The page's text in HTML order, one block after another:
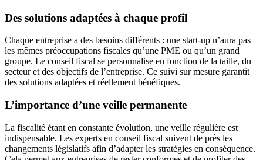
Des solutions adaptées à chaque profil
Chaque entreprise a des besoins différents : une start-up n’aura pas
les mêmes préoccupations fiscales qu’une PME ou qu’un grand
groupe. Le conseil fiscal se personnalise en fonction de la taille, du
secteur et des objectifs de l’entreprise. Ce suivi sur mesure garantit
des solutions adaptées et réellement bénéfiques.
L’importance d’une veille permanente
La fiscalité étant en constante évolution, une veille régulière est
indispensable. Les experts en conseil fiscal suivent de près les
changements législatifs afin d’adapter les stratégies en conséquence.